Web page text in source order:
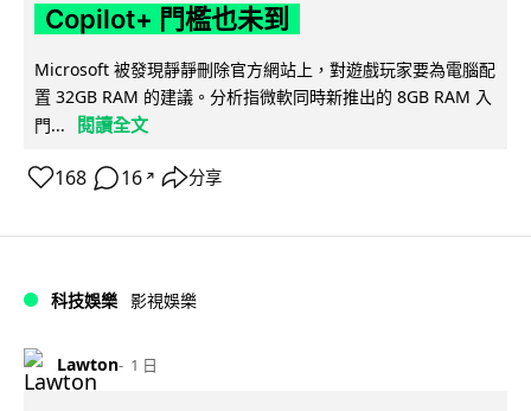
Copilot+ 門檻也未到
Microsoft 被發現靜靜刪除官方網站上，對遊戲玩家要為電腦配
置 32GB RAM 的建議。分析指微軟同時新推出的 8GB RAM 入
門...
閱讀全文
168 16 ↗ 分享
科技娛樂 影視娛樂
Lawton 1 日